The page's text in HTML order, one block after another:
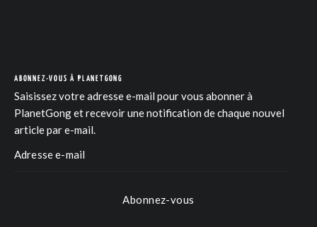
ABONNEZ-VOUS À PLANETGONG
Saisissez votre adresse e-mail pour vous abonner à
PlanetGong et recevoir une notification de chaque nouvel
article par e-mail.
Abonnez-vous